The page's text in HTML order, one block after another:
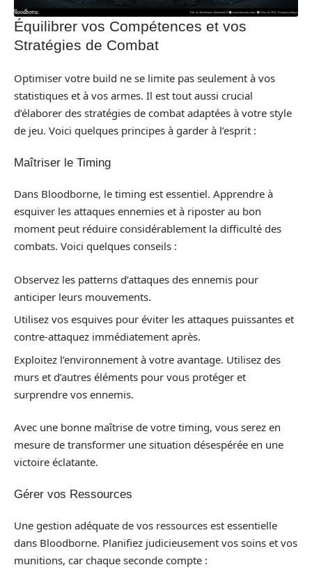
Équilibrer vos Compétences et vos
Stratégies de Combat
Optimiser votre build ne se limite pas seulement à vos
statistiques et à vos armes. Il est tout aussi crucial
d’élaborer des stratégies de combat adaptées à votre style
de jeu. Voici quelques principes à garder à l’esprit :
Maîtriser le Timing
Dans Bloodborne, le timing est essentiel. Apprendre à
esquiver les attaques ennemies et à riposter au bon
moment peut réduire considérablement la difficulté des
combats. Voici quelques conseils :
Observez les patterns d’attaques des ennemis pour
anticiper leurs mouvements.
Utilisez vos esquives pour éviter les attaques puissantes et
contre-attaquez immédiatement après.
Exploitez l’environnement à votre avantage. Utilisez des
murs et d’autres éléments pour vous protéger et
surprendre vos ennemis.
Avec une bonne maîtrise de votre timing, vous serez en
mesure de transformer une situation désespérée en une
victoire éclatante.
Gérer vos Ressources
Une gestion adéquate de vos ressources est essentielle
dans Bloodborne. Planifiez judicieusement vos soins et vos
munitions, car chaque seconde compte :